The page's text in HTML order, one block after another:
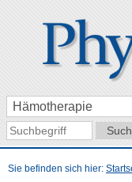
Sie befinden sich hier: